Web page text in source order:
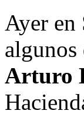
Ayer en
Arturo